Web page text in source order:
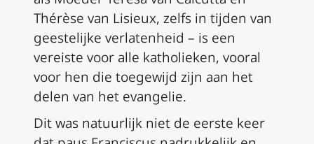
Thérèse van Lisieux, zelfs in tijden van
geestelijke verlatenheid – is een
vereiste voor alle katholieken, vooral
voor hen die toegewijd zijn aan het
delen van het evangelie.
Dit was natuurlijk niet de eerste keer